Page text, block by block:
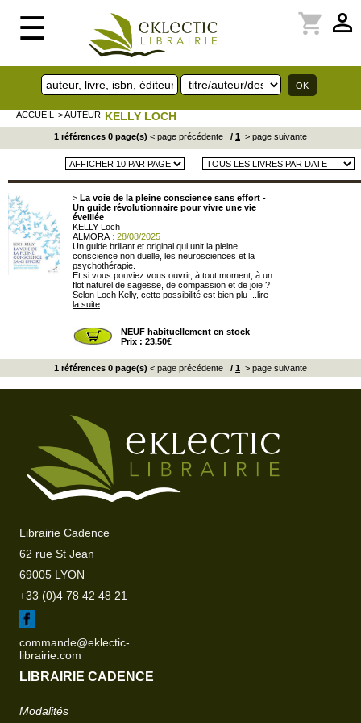
☰ perm_identity
shopping_cart
ACCUEIL > AUTEUR KELLY LOCH
1 références 0 page(s) < page précédente / 1 > page suivante
> La voie de la pleine conscience sans effort -
Un guide révolutionnaire pour vivre une vie
éveillée
KELLY Loch
ALMORA : 28/08/2025
Un guide brillant et original qui unit la pleine
conscience non duelle, les neurosciences et la
psychothérapie.
Et si vous pouviez vous ouvrir, à tout moment, à un
flot naturel de sagesse, de compassion et de joie ?
Selon Loch Kelly, cette possibilité est bien plu ... lire
la suite
NEUF habituellement en stock
Prix : 23.50€
1 références 0 page(s) < page précédente / 1 > page suivante
Librairie Cadence
62 rue St Jean
69005 LYON
+33 (0)4 78 42 48 21
commande@eklectic-
librairie.com
LIBRAIRIE CADENCE
Modalités